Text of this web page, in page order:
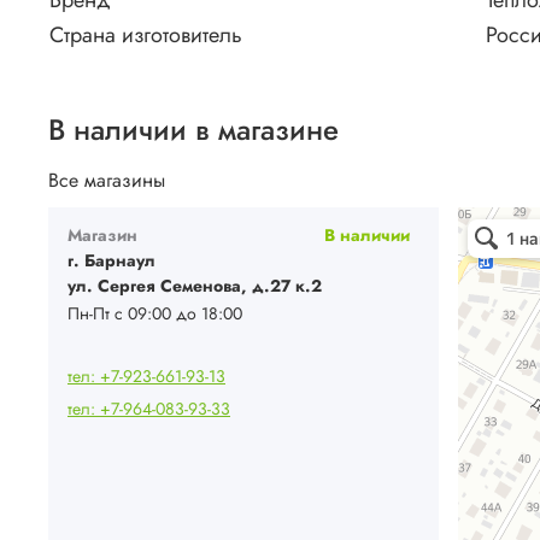
Страна изготовитель
В наличии в магазине
Все магазины
Магазин
В наличии
г. Барнаул
ул. Сергея Семенова, д.27 к.2
Пн-Пт с 09:00 до 18:00
тел: +7-923-661-93-13
тел: +7-964-083-93-33
Ваш Климат
Системы